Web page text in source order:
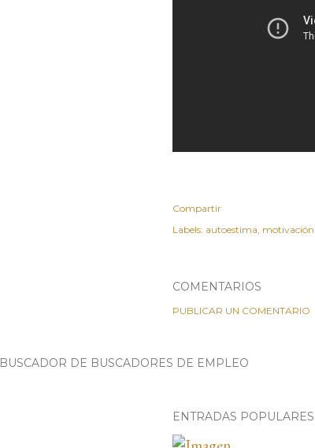
Compartir
Labels: autoestima motivación
COMENTARIOS
PUBLICAR UN COMENTARIO
BUSCADOR DE BUSCADORES DE EMPLEO
ENTRADAS POPULARES